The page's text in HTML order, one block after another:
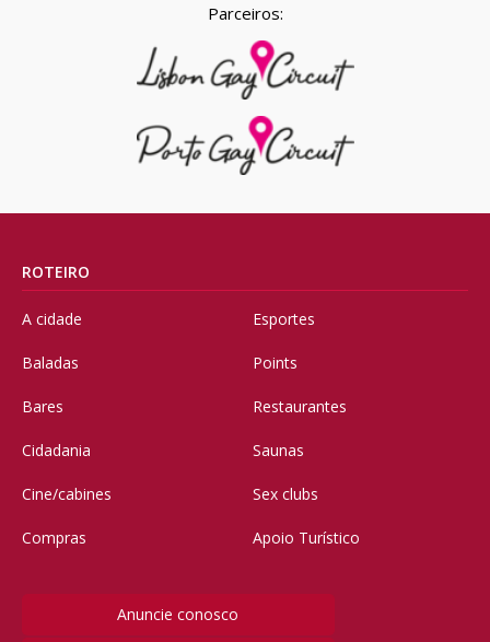
Parceiros:
ROTEIRO
A cidade
Baladas
Bares
Cidadania
Cine/cabines
Compras
Esportes
Points
Restaurantes
Saunas
Sex clubs
Apoio Turístico
Anuncie conosco